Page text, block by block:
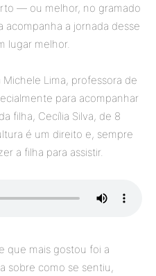
— ou melhor, no gramado
a jornada desse
lugar melhor.
Lima, professora de
para acompanhar
filha, Cecília Silva, de 8
é um direito e, sempre
a filha para assistir.
que mais gostou foi a
sobre como se sentiu,